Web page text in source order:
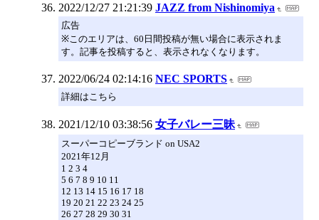
2022/12/27 21:21:39 JAZZ from Nishinomiya
広告
※このエリアは、60日間投稿が無い場合に表示されま
す。記事を投稿すると、表示されなくなります。
2022/06/24 02:14:16 NEC SPORTS
詳細はこちら
2021/12/10 03:38:56 女子バレー三昧
スーパーコピーブランド on USA2
2021年12月
1 2 3 4
5 6 7 8 9 10 11
12 13 14 15 16 17 18
19 20 21 22 23 24 25
26 27 28 29 30 31